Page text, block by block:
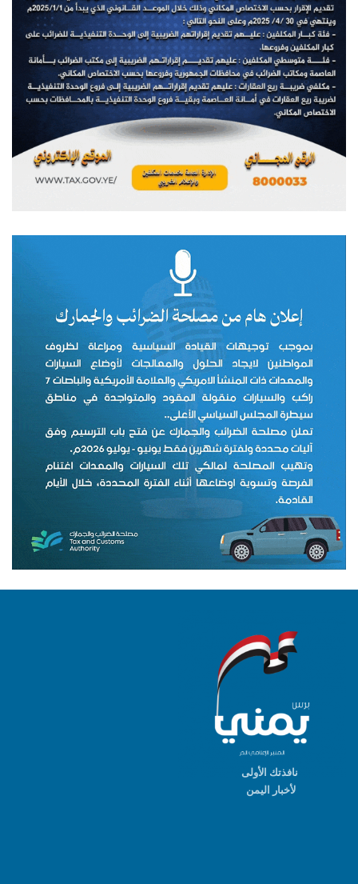
نافذتك الأولى
لأخبار اليمن